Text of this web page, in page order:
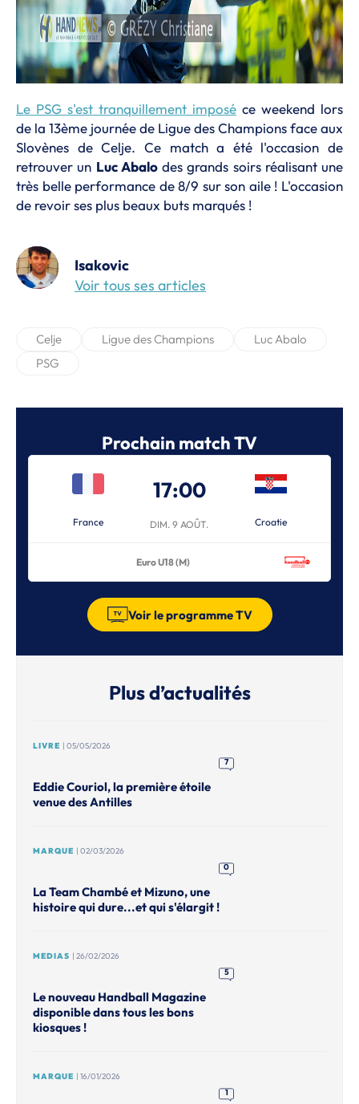
Le PSG s'est tranquillement imposé ce weekend lors
de la 13ème journée de Ligue des Champions face aux
Slovènes de Celje. Ce match a été l'occasion de
retrouver un Luc Abalodes grands soirs réalisant une
très belle performance de 8/9 sur son aile ! L'occasion
de revoir ses plus beaux buts marqués !
Isakovic
Voir tous ses articles
Celje Ligue des Champions
Luc Abalo
PSG
Prochain match TV
France
17:00
DIM. 9 AOÛT. Croatie
Euro U18 (M)
Voir le programme TV
Plus d’actualités
LIVRE | 05/05/2026
7
Eddie Couriol, la première étoile
venue des Antilles
MARQUE | 02/03/2026
0
La Team Chambé et Mizuno, une
histoire qui dure...et qui s'élargit !
MEDIAS | 26/02/2026
5
Le nouveau Handball Magazine
disponible dans tous les bons
kiosques !
MARQUE | 16/01/2026
1